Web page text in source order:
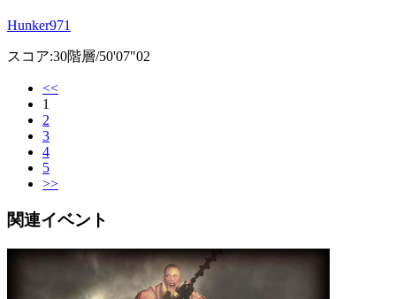
Hunker971
スコア:30階層/50'07"02
<<
1
2
3
4
5
>>
関連イベント